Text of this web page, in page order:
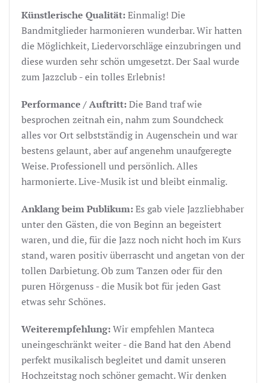
Künstlerische Qualität:Einmalig! Die
Bandmitglieder harmonieren wunderbar. Wir hatten
die Möglichkeit, Liedervorschläge einzubringen und
diese wurden sehr schön umgesetzt. Der Saal wurde
zum Jazzclub - ein tolles Erlebnis!
Performance / Auftritt:Die Band traf wie
besprochen zeitnah ein, nahm zum Soundcheck
alles vor Ort selbstständig in Augenschein und war
bestens gelaunt, aber auf angenehm unaufgeregte
Weise. Professionell und persönlich. Alles
harmonierte. Live-Musik ist und bleibt einmalig.
Anklang beim Publikum:Es gab viele Jazzliebhaber
unter den Gästen, die von Beginn an begeistert
waren, und die, für die Jazz noch nicht hoch im Kurs
stand, waren positiv überrascht und angetan von der
tollen Darbietung. Ob zum Tanzen oder für den
puren Hörgenuss - die Musik bot für jeden Gast
etwas sehr Schönes.
Weiterempfehlung:Wir empfehlen Manteca
uneingeschränkt weiter - die Band hat den Abend
perfekt musikalisch begleitet und damit unseren
Hochzeitstag noch schöner gemacht. Wir denken